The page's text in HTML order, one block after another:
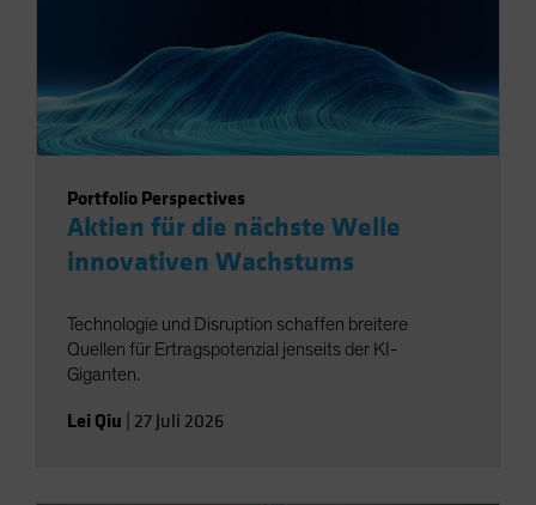
Portfolio Perspectives
Aktien für die nächste Welle
innovativen Wachstums
Technologie und Disruption schaffen breitere
Quellen für Ertragspotenzial jenseits der KI-
Giganten.
Lei Qiu 27 Juli 2026